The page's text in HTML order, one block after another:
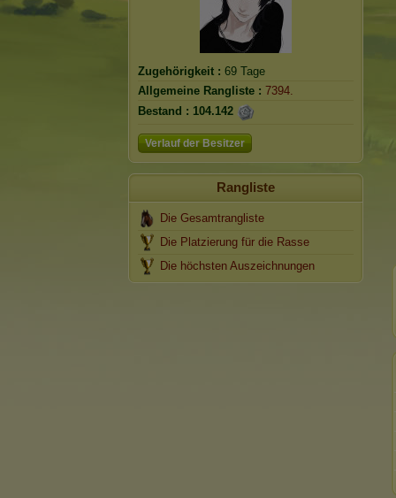
Zugehörigkeit : 69 Tage
Allgemeine Rangliste : 7394.
Bestand : 104.142
Verlauf der Besitzer
Rangliste
Die Gesamtrangliste
Die Platzierung für die Rasse
Die höchsten Auszeichnungen